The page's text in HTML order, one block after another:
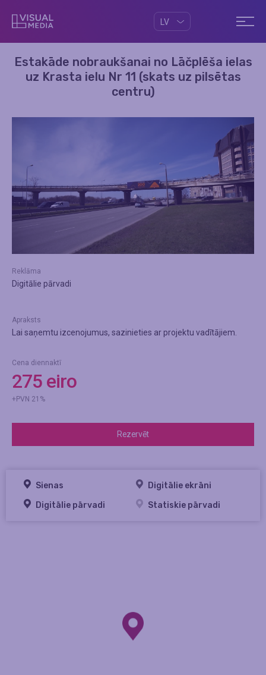
LV
Estakāde nobraukšanai no Lāčplēša ielas
uz Krasta ielu Nr 11 (skats uz pilsētas
centru)
Reklāma
Digitālie pārvadi
Apraksts
Lai saņemtu izcenojumus, sazinieties ar projektu vadītājiem.
Cena diennaktī
275 eiro
+PVN 21%
Rezervēt
Sienas
Digitālie ekrāni
Digitālie pārvadi
Statiskie pārvadi